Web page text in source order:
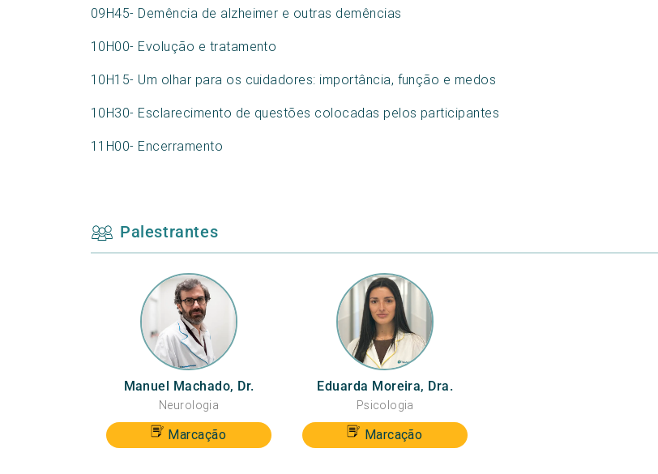
09H45- Demência de alzheimer e outras demências
10H00- Evolução e tratamento
10H15- Um olhar para os cuidadores: importância, função e medos
10H30- Esclarecimento de questões colocadas pelos participantes
11H00- Encerramento
Palestrantes
Manuel Machado, Dr.
Neurologia
Marcação
Eduarda Moreira, Dra.
Psicologia
Marcação